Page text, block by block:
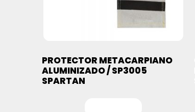
PROTECTOR METACARPIANO
ALUMINIZADO / SP3005
SPARTAN